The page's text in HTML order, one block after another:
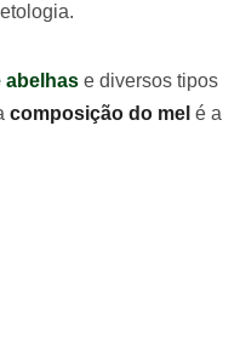
abelhas e diversos tipos
composição do mel é a